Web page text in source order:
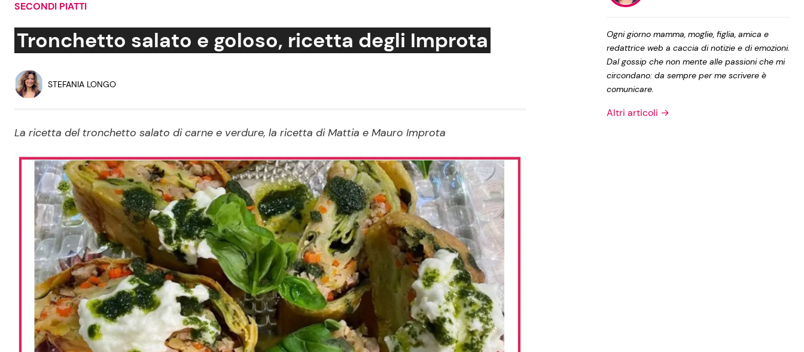
Social News
Moda e Style
Mondo Mamma
News benessere
Salute
Viaggi e Turismo
Festività
Dolci
Le Ricette in TV
Primi Piatti
Ricette Facili e Veloci
Ricette Feste
Ricette per Bambini
Privacy Policy
SECONDI PIATTI
Tronchetto salato e goloso, ricetta degli Improta
STEFANIA LONGO
La ricetta del tronchetto salato di carne e verdure, la ricetta di Mattia e Mauro Improta
Ogni giorno mamma, moglie, figlia, amica e
redattrice web a caccia di notizie e di emozioni.
Dal gossip che non mente alle passioni che mi
circondano: da sempre per me scrivere è
comunicare.
Altri articoli →